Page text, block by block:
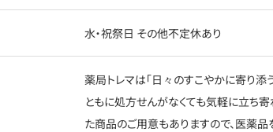
水・祝祭日 その他不定休あり
薬局トレマは「日々のすこやかに寄り
ともに処方せんがなくても気軽に立ち
た商品のご用意もありますので、医薬